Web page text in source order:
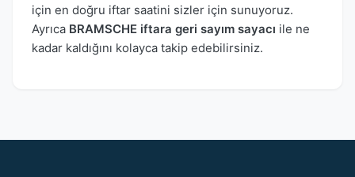
için en doğru iftar saatini sizler için sunuyoruz.
Ayrıca BRAMSCHE iftara geri sayım sayacı ile ne
kadar kaldığını kolayca takip edebilirsiniz.